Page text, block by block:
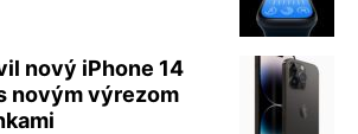
nový iPhone 14
novým výrezom